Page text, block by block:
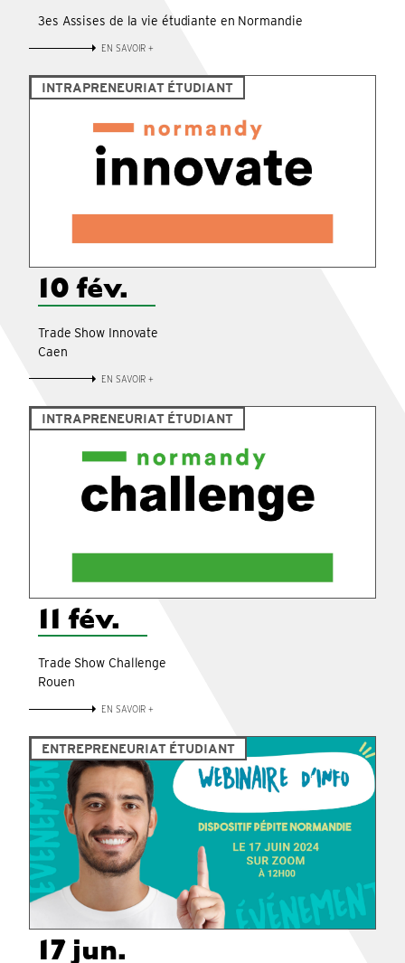
3es Assises de la vie étudiante en Normandie
EN SAVOIR +
INTRAPRENEURIAT ÉTUDIANT
10 fév.
Trade Show Innovate
Caen
EN SAVOIR +
INTRAPRENEURIAT ÉTUDIANT
11 fév.
Trade Show Challenge
Rouen
EN SAVOIR +
ENTREPRENEURIAT ÉTUDIANT
17 jun.